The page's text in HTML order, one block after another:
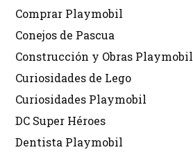
Comprar Playmobil
Conejos de Pascua
Construcción y Obras Playmobil
Curiosidades de Lego
Curiosidades Playmobil
DC Super Héroes
Dentista Playmobil